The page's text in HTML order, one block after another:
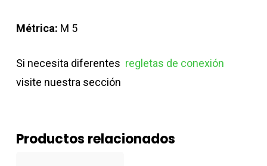
Métrica: M 5
Si necesita diferentes regletas de conexión
visite nuestra sección
Productos relacionados